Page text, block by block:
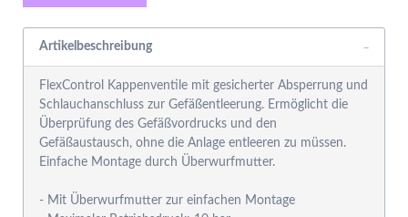
Artikelbeschreibung
FlexControl Kappenventile mit gesicherter Absperrung und
Schlauchanschluss zur Gefäßentleerung. Ermöglicht die
Überprüfung des Gefäßvordrucks und den
Gefäßaustausch, ohne die Anlage entleeren zu müssen.
Einfache Montage durch Überwurfmutter.
- Mit Überwurfmutter zur einfachen Montage